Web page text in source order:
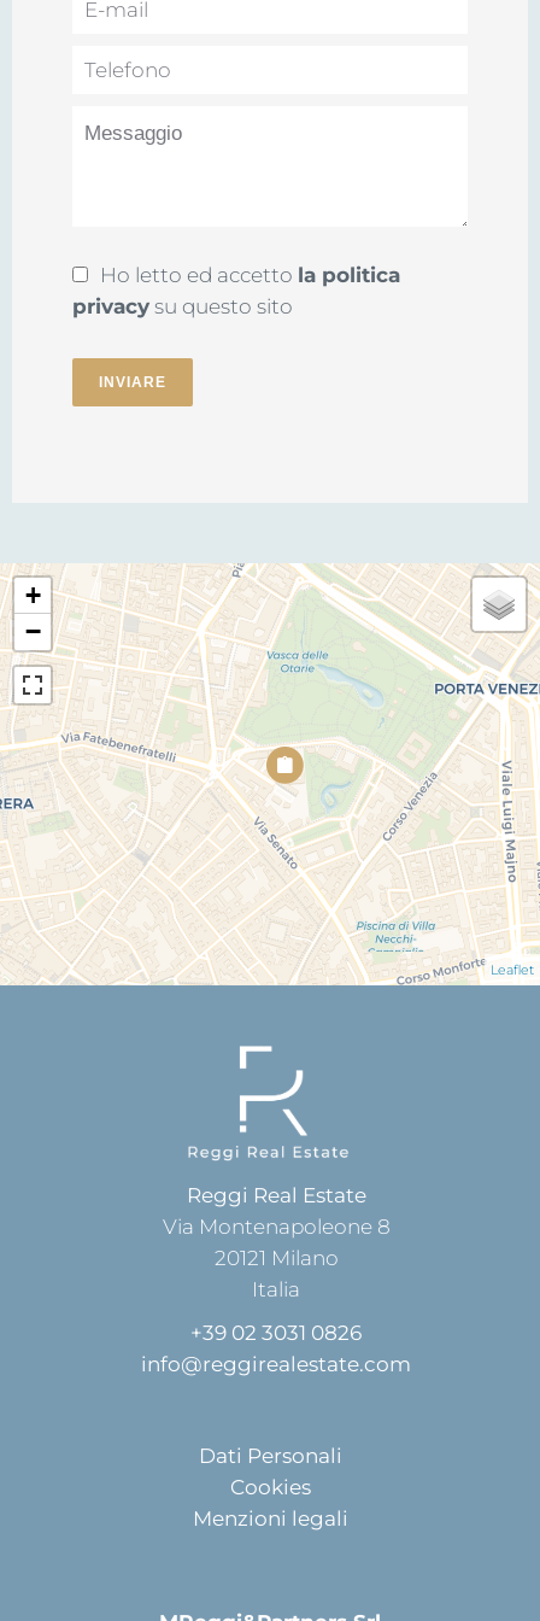
Ho letto ed accetto la politica
privacy su questo sito
INVIARE
+
−
Leaflet
Reggi Real Estate
Via Montenapoleone 8
20121 Milano
Italia
+39 02 3031 0826
info@reggirealestate.com
Dati Personali
Cookies
Menzioni legali